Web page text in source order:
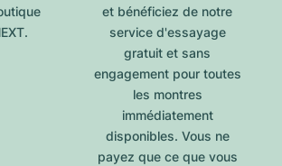
et bénéficiez de notre
service d'essayage
gratuit et sans
engagement pour toutes
les montres
immédiatement
disponibles. Vous ne
payez que ce que vous